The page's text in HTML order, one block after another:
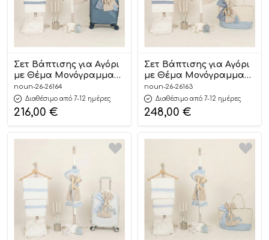
Σετ Βάπτισης για Αγόρι
με Θέμα Μονόγραμμα
Ραφ-Άμμου 26164
noun-26-26164
Διαθέσιμο από 7-12 ημέρες
216,00 €
Σετ Βάπτισης για Αγόρι
με Θέμα Μονόγραμμα
Ραφ-Άμμου 26163
noun-26-26163
Διαθέσιμο από 7-12 ημέρες
248,00 €